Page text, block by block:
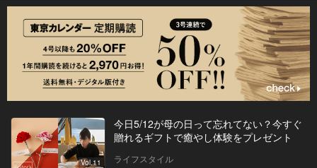
Vol.11
今日5/12が母の日って忘れてない？今すぐ
贈れるギフトで癒やし体験をプレゼント
ライフスタイル